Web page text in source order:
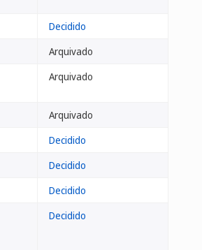
Decidido
Arquivado
Arquivado
Arquivado
Decidido
Decidido
Decidido
Decidido